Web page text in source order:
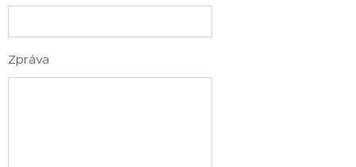
Zpráva